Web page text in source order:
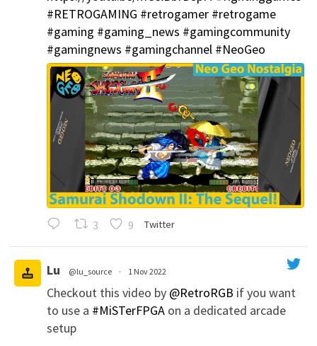
#RETROGAMING #retrogamer #retrogame
#gaming #gaming_news #gamingcommunity
#gamingnews #gamingchannel #NeoGeo
3 9 Twitter
Lu @lu_source · 1 Nov 2022
Checkout this video by @RetroRGB if you want
to use a #MiSTerFPGAon a dedicated arcade
setup